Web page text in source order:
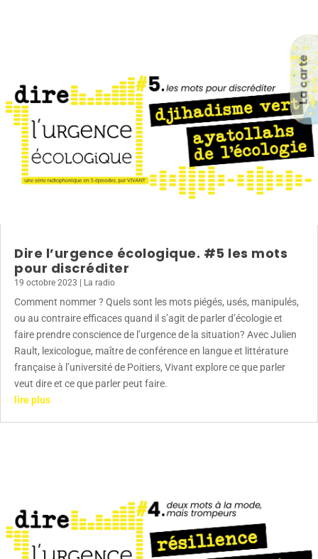
La carte
Dire l’urgence écologique. #5 les mots
pour discréditer
19 octobre 2023 La radio
Comment nommer ? Quels sont les mots piégés, usés, manipulés,
ou au contraire efficaces quand il s’agit de parler d’écologie et
faire prendre conscience de l’urgence de la situation? Avec Julien
Rault, lexicologue, maître de conférence en langue et littérature
française à l’université de Poitiers, Vivant explore ce que parler
veut dire et ce que parler peut faire.
lire plus